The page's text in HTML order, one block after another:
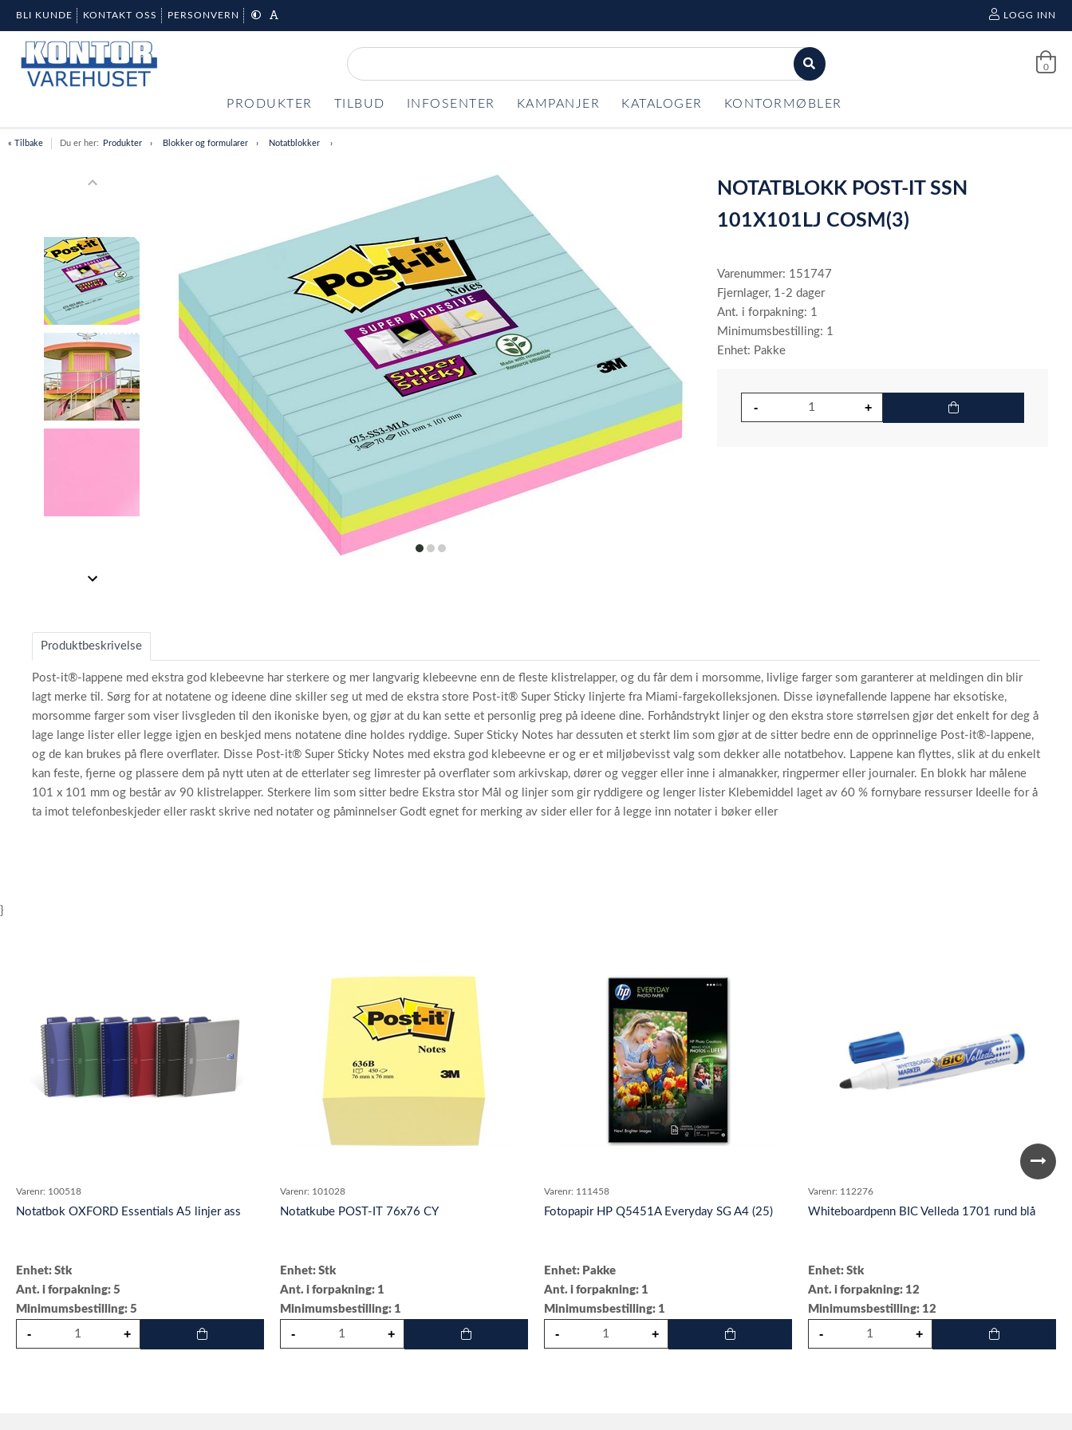
BLI KUNDE KONTAKT OSS PERSONVERN LOGG INN
0
PRODUKTER TILBUD INFOSENTER KAMPANJER KATALOGER KONTORMØBLER
« Tilbake Du er her: Produkter Blokker og formularer Notatblokker
of
itemitemitem
NOTATBLOKK POST-IT SSN
101X101LJ COSM(3)
Varenummer: 151747
Fjernlager, 1-2 dager
Ant. i forpakning: 1
Minimumsbestilling: 1
Enhet: Pakke
Produktbeskrivelse
Post-it®-lappene med ekstra god klebeevne har sterkere og mer langvarig klebeevne enn de fleste klistrelapper, og du får dem i morsomme, livlige farger som garanterer at meldingen din blir
lagt merke til. Sørg for at notatene og ideene dine skiller seg ut med de ekstra store Post-it® Super Sticky linjerte fra Miami-fargekolleksjonen. Disse iøynefallende lappene har eksotiske,
morsomme farger som viser livsgleden til den ikoniske byen, og gjør at du kan sette et personlig preg på ideene dine. Forhåndstrykt linjer og den ekstra store størrelsen gjør det enkelt for deg å
lage lange lister eller legge igjen en beskjed mens notatene dine holdes ryddige. Super Sticky Notes har dessuten et sterkt lim som gjør at de sitter bedre enn de opprinnelige Post-it®-lappene,
og de kan brukes på flere overflater. Disse Post-it® Super Sticky Notes med ekstra god klebeevne er og er et miljøbevisst valg som dekker alle notatbehov. Lappene kan flyttes, slik at du enkelt
kan feste, fjerne og plassere dem på nytt uten at de etterlater seg limrester på overflater som arkivskap, dører og vegger eller inne i almanakker, ringpermer eller journaler. En blokk har målene
101 x 101 mm og består av 90 klistrelapper. Sterkere lim som sitter bedre Ekstra stor Mål og linjer som gir ryddigere og lenger lister Klebemiddel laget av 60 % fornybare ressurser Ideelle for å
ta imot telefonbeskjeder eller raskt skrive ned notater og påminnelser Godt egnet for merking av sider eller for å legge inn notater i bøker eller
}
Varenr: 100518
Notatbok OXFORD Essentials A5 linjer ass
Enhet: Stk
Ant. i forpakning: 5
Minimumsbestilling: 5
Varenr: 101028
Notatkube POST-IT 76x76 CY
Enhet: Stk
Ant. i forpakning: 1
Minimumsbestilling: 1
Varenr: 111458
Fotopapir HP Q5451A Everyday SG A4 (25)
Enhet: Pakke
Ant. i forpakning: 1
Minimumsbestilling: 1
Varenr: 112276
Whiteboardpenn BIC Velleda 1701 rund blå
Enhet: Stk
Ant. i forpakning: 12
Minimumsbestilling: 12